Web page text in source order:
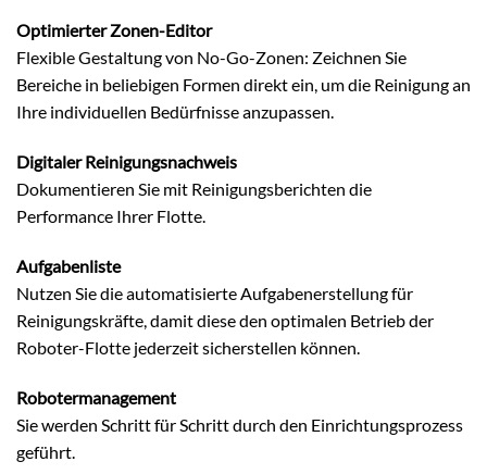
Optimierter Zonen-Editor
Flexible Gestaltung von No-Go-Zonen: Zeichnen Sie
Bereiche in beliebigen Formen direkt ein, um die Reinigung an
Ihre individuellen Bedürfnisse anzupassen.
Digitaler Reinigungsnachweis
Dokumentieren Sie mit Reinigungsberichten die
Performance Ihrer Flotte.
Aufgabenliste
Nutzen Sie die automatisierte Aufgabenerstellung für
Reinigungskräfte, damit diese den optimalen Betrieb der
Roboter-Flotte jederzeit sicherstellen können.
Robotermanagement
Sie werden Schritt für Schritt durch den Einrichtungsprozess
geführt.